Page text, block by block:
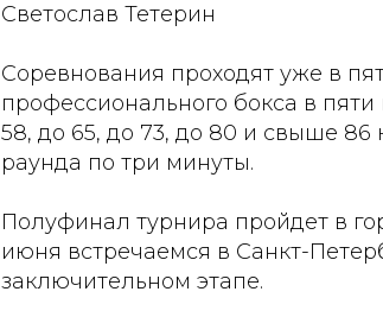
Светослав Тетерин
Соревнования проходят уже в
профессионального бокса в пяти
58, до 65, до 73, до 80 и свыше 86
раунда по три минуты.
Полуфинал турнира пройдет в
июня встречаемся в Санкт-
заключительном этапе.